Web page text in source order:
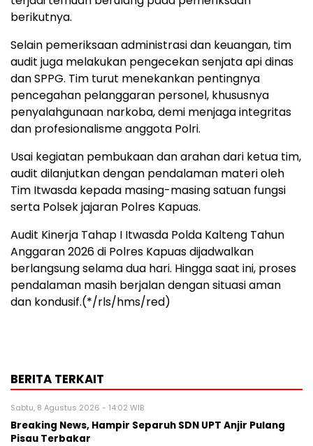
berikutnya.
Selain pemeriksaan administrasi dan keuangan, tim
audit juga melakukan pengecekan senjata api dinas
dan SPPG. Tim turut menekankan pentingnya
pencegahan pelanggaran personel, khususnya
penyalahgunaan narkoba, demi menjaga integritas
dan profesionalisme anggota Polri.
Usai kegiatan pembukaan dan arahan dari ketua tim,
audit dilanjutkan dengan pendalaman materi oleh
Tim Itwasda kepada masing-masing satuan fungsi
serta Polsek jajaran Polres Kapuas.
Audit Kinerja Tahap I Itwasda Polda Kalteng Tahun
Anggaran 2026 di Polres Kapuas dijadwalkan
berlangsung selama dua hari. Hingga saat ini, proses
pendalaman masih berjalan dengan situasi aman
dan kondusif.(*/rls/hms/red)
BERITA TERKAIT
Sabtu, 8 Agustus 2026 - 14:02 WIB
Breaking News, Hampir Separuh SDN UPT Anjir Pulang
Pisau Terbakar